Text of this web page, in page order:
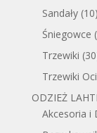
Sandały (10)
Śniegowce
Trzewiki
Trzewiki
ODZIEŻ
Akcesoria i